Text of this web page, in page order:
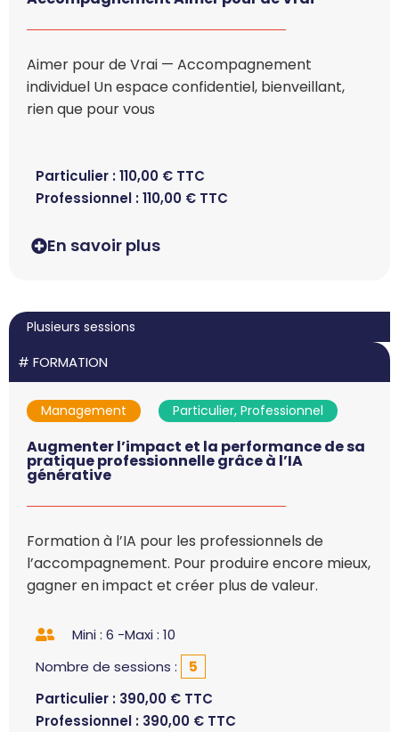
Aimer pour de Vrai — Accompagnement
individuel Un espace confidentiel, bienveillant,
rien que pour vous
Particulier :110,00 € TTC
Professionnel :110,00 € TTC
En savoir plus
Plusieurs sessions
# FORMATION
Management Particulier, Professionnel
Augmenter l’impact et la performance de sa
pratique professionnelle grâce à l’IA
générative
Formation à l’IA pour les professionnels de
l’accompagnement. Pour produire encore mieux,
gagner en impact et créer plus de valeur.
Mini : 6 -Maxi : 10
Nombre de sessions :
5
Particulier : 390,00 € TTC
Professionnel : 390,00 € TTC